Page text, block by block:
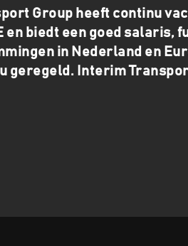
Group heeft continu
en biedt een goed salaris,
in Nederland en
geregeld. Interim